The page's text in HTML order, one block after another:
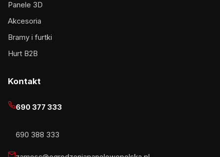
Panele 3D
Akcesoria
Bramy i furtki
Hurt B2B
Kontakt
690 377 333
690 388 333